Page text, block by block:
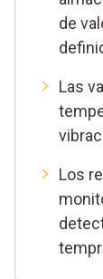
de
Las
Los